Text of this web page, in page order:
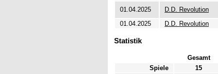
01.04.2025
D.D. Revolution
01.04.2025
D.D. Revolution
Statistik
Gesamt
Spiele
15